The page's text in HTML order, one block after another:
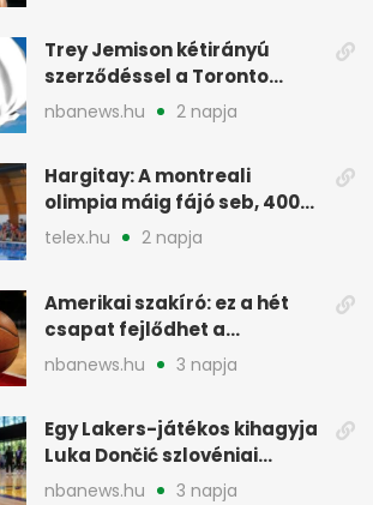
Trey Jemison kétirányú
szerződéssel a Toronto
Raptorshoz igazolt
nbanews.hu 2 napja
Hargitay: A montreali
olimpia máig fájó seb, 400
vegyesen 4. lett
telex.hu 2 napja
Amerikai szakíró: ez a hét
csapat fejlődhet a
legtöbbet az NBA-ben
nbanews.hu 3 napja
Egy Lakers-játékos kihagyja
Luka Dončić szlovéniai
minicampjét
nbanews.hu 3 napja